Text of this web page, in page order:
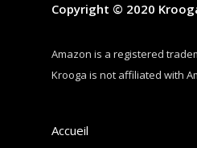
Copyright © 2020
Amazon is a registered
Krooga is not affiliated with
Accueil